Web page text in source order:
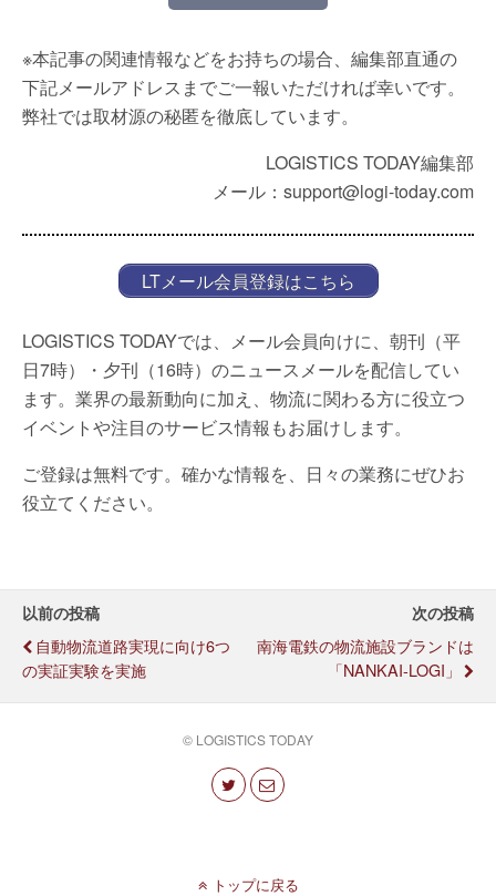
※本記事の関連情報などをお持ちの場合、編集部直通の
下記メールアドレスまでご一報いただければ幸いです。
弊社では取材源の秘匿を徹底しています。
LOGISTICS TODAY編集部
メール：support@logi-today.com
LTメール会員登録はこちら
LOGISTICS TODAYでは、メール会員向けに、朝刊（平
日7時）・夕刊（16時）のニュースメールを配信してい
ます。業界の最新動向に加え、物流に関わる方に役立つ
イベントや注目のサービス情報もお届けします。
ご登録は無料です。確かな情報を、日々の業務にぜひお
役立てください。
以前の投稿
自動物流道路実現に向け6つ
の実証実験を実施
次の投稿
南海電鉄の物流施設ブランドは
「NANKAI-LOGI」
© LOGISTICS TODAY
トップに戻る